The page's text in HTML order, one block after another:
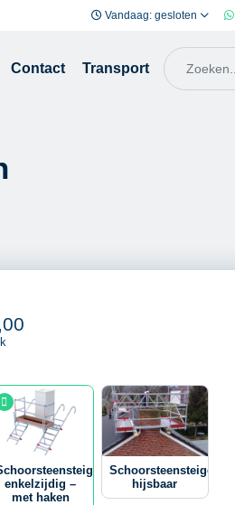
Vandaag: gesloten
Contact Transport
enkelzijdig –
met haken
Schoorsteensteiger
hijsbaar